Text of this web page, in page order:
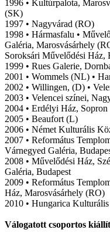
1996 • Kultúrpalota,
(SK)
1997 • Nagyvárad (RO)
1998 • Hármasfalu •
Galéria, Marosvásárhely
Soroksári Művelődési Ház,
1999 • Rues Galerie,
2001 • Wommels (NL) •
2002 • Willingen, (D) •
2003 • Velencei színei,
2004 • Erdélyi Ház, Sopron
2005 • Beaufort (L)
2006 • Német Kulturális
2007 • Református
Várnegyed Galéria,
2008 • Művelődési Ház,
Galéria, Budapest
2009 • Református
Ház, Marosvásárhely (RO)
2010 • Hungarica
Válogatott csoportos